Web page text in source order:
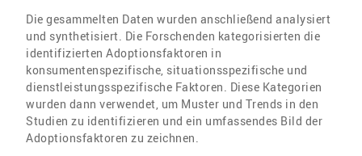
Die gesammelten Daten wurden anschließend analysiert
und synthetisiert. Die Forschenden kategorisierten die
identifizierten Adoptionsfaktoren in
konsumentenspezifische, situationsspezifische und
dienstleistungsspezifische Faktoren. Diese Kategorien
wurden dann verwendet, um Muster und Trends in den
Studien zu identifizieren und ein umfassendes Bild der
Adoptionsfaktoren zu zeichnen.